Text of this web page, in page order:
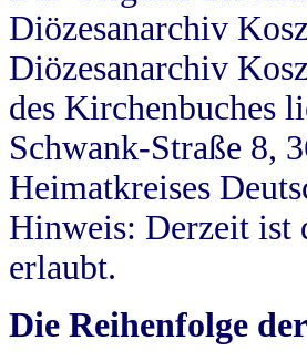
Diözesanarchiv
Diözesanarchiv
des Kirchenbuches
Schwank-Straße 8,
Heimatkreises
Hinweis: Derzeit ist
erlaubt.
Die Reihenfolge